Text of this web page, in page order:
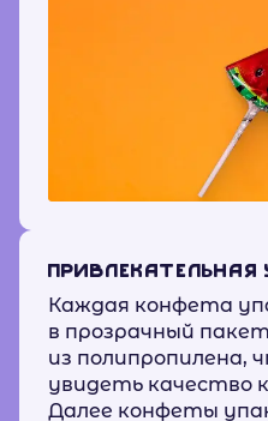
ПРИВЛЕКАТЕЛЬНАЯ
Каждая конфета
в прозрачный
из полипропилена,
увидеть качество
Далее конфеты